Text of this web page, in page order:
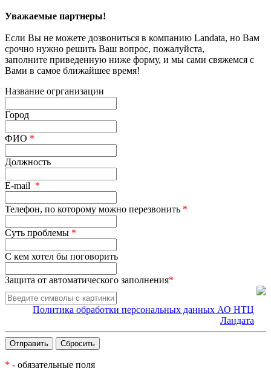
Уважаемые партнеры!
Если Вы не можете дозвониться в компанию Landata, но Вам
срочно нужно решить Ваш вопрос, пожалуйста,
заполните приведенную ниже форму, и мы сами свяжемся с
Вами в самое ближайшее время!
Название огрганизации
Город
ФИО *
Должность
E-mail *
Телефон, по которому можно перезвонить *
Суть проблемы *
С кем хотел бы поговорить
Защита от автоматического заполнения*
Политика обработки персональных данных АО НТЦ
Ландата
* - обязательные поля